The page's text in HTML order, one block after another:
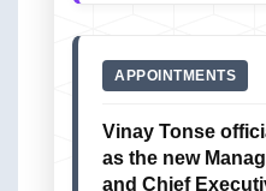
APPOINTMENTS
Vinay Tonse
as the new
and Chief